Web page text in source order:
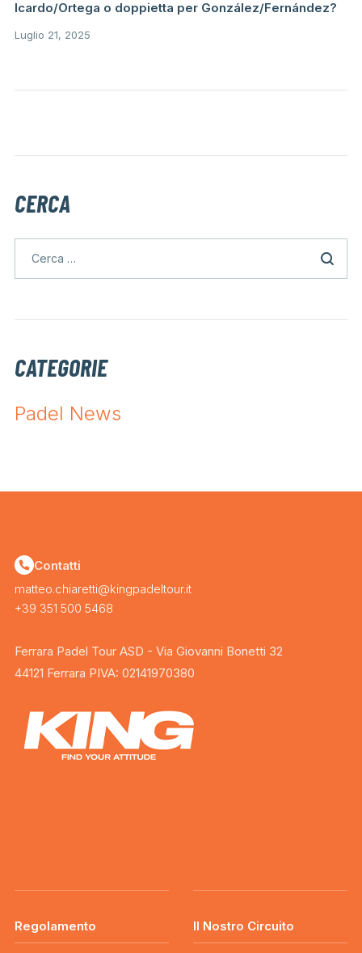
Icardo/Ortega o doppietta per González/Fernández?
Luglio 21, 2025
CERCA
CATEGORIE
Padel News
Contatti
matteo.chiaretti@kingpadeltour.it
+39 351 500 5468
Ferrara Padel Tour ASD - Via Giovanni Bonetti 32
44121 Ferrara PIVA: 02141970380
Regolamento Il Nostro Circuito